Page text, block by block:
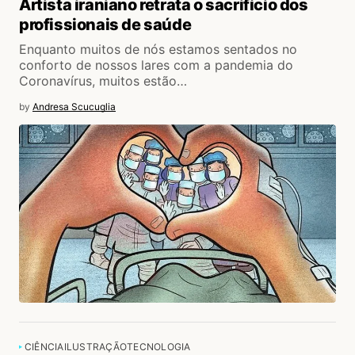
Artista iraniano retrata o sacrifício dos
profissionais de saúde
Enquanto muitos de nós estamos sentados no
conforto de nossos lares com a pandemia do
Coronavírus, muitos estão…
by Andresa Scucuglia
CIÊNCIAILUSTRAÇÃOTECNOLOGIA